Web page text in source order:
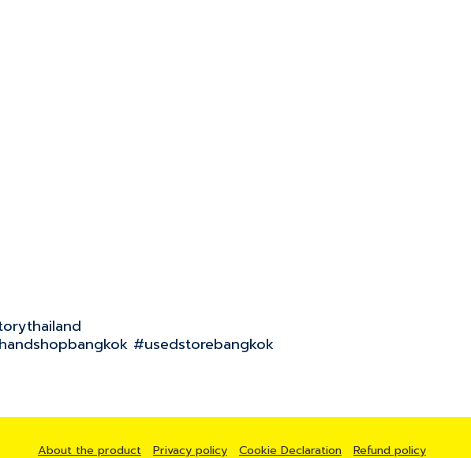
#usedstorebangkok
About the product Privacy policy Cookie Declaration Refund policy